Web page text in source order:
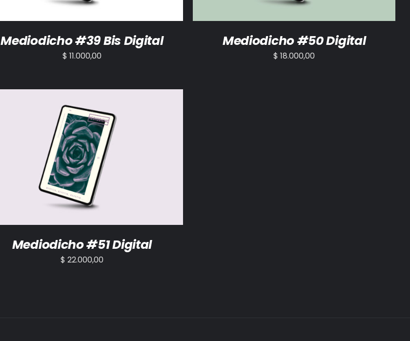
Mediodicho #39 Bis Digital
$ 11.000,00
Mediodicho #50 Digital
$ 18.000,00
AÑADIR AL CARRITO /
Mediodicho #51 Digital
$ 22.000,00